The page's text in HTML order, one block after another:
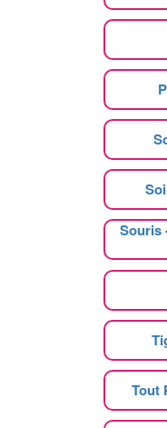
Souris
Tout